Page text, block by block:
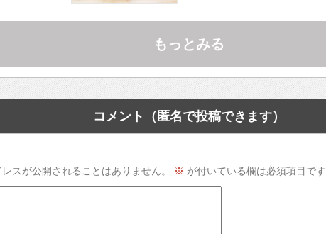
Bose並み
もっとみる
コメント（匿名で投稿できます）
レスが公開されることはありません。 ※ が付いている欄は必須項目です